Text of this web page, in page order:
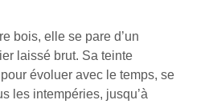
bois, elle se pare d’un
laissé brut. Sa teinte
évoluer avec le temps, se
les intempéries, jusqu’à